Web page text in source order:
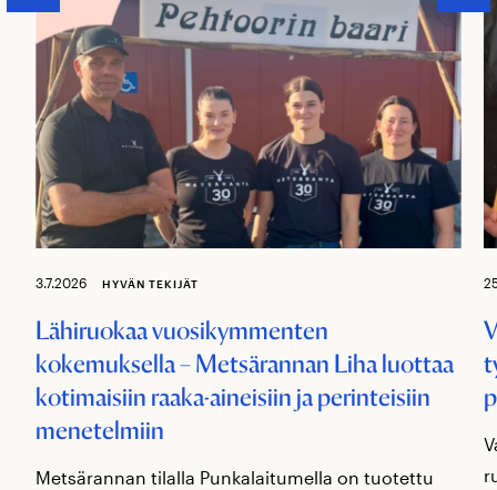
3.7.2026 HYVÄN TEKIJÄT
Lähiruokaa vuosikymmenten
kokemuksella – Metsärannan Liha luottaa
kotimaisiin raaka-aineisiin ja perinteisiin
menetelmiin
Metsärannan tilalla Punkalaitumella on tuotettu